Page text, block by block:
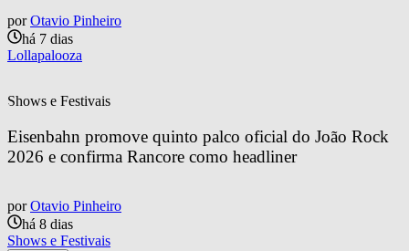
por Otavio Pinheiro
há 7 dias
Lollapalooza
Shows e Festivais
Eisenbahn promove quinto palco oficial do João Rock
2026 e confirma Rancore como headliner
por Otavio Pinheiro
há 8 dias
Shows e Festivais